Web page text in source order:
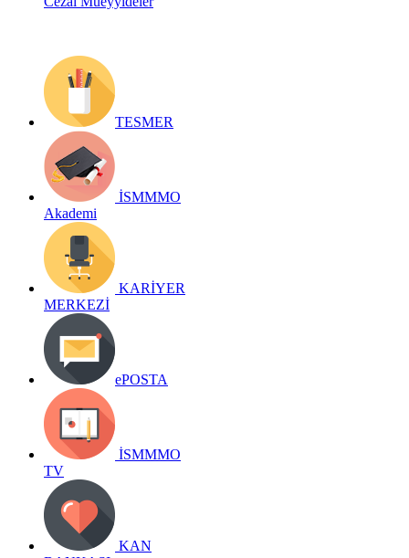
TESMER
İSMMMO
Akademi
KARİYER
MERKEZİ
ePOSTA
İSMMMO
TV
KAN